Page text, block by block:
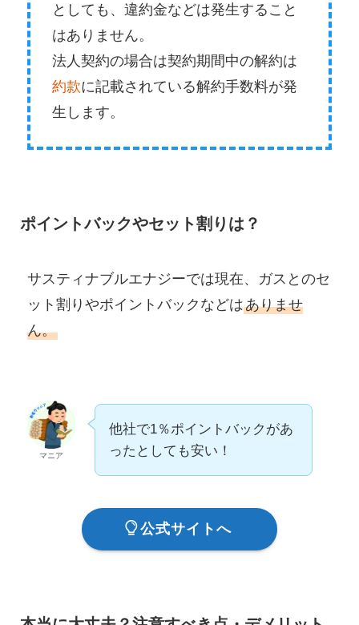
としても、違約金などは発生すること
はありません。
法人契約の場合は契約期間中の解約は
約款に記載されている解約手数料が発
生します。
ポイントバックやセット割りは？
サスティナブルエナジーでは現在、ガスとのセ
ット割りやポイントバックなどはありませ
ん。
マニア
他社で1％ポイントバックがあ
ったとしても安い！
公式サイトへ